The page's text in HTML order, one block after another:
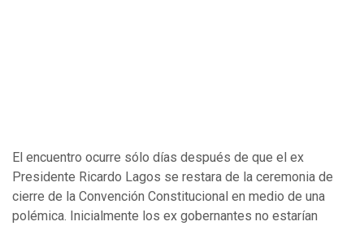
El encuentro ocurre sólo días después de que el ex
Presidente Ricardo Lagos se restara de la ceremonia de
cierre de la Convención Constitucional en medio de una
polémica. Inicialmente los ex gobernantes no estarían